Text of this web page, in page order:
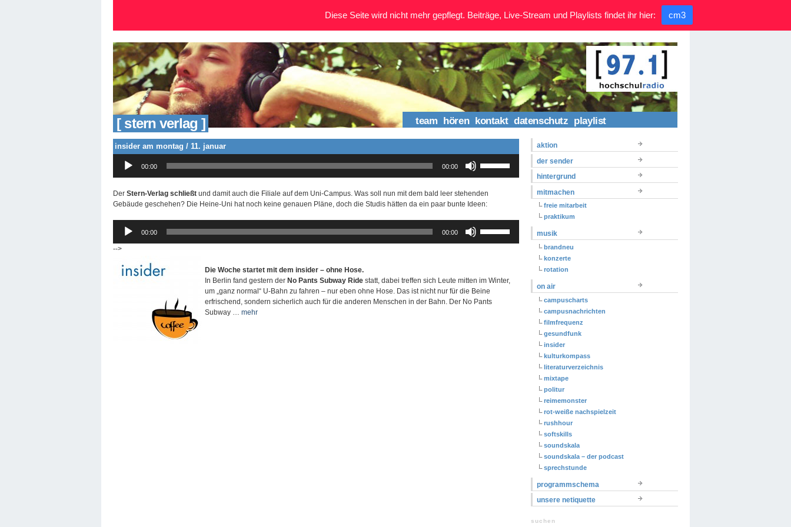
[ stern verlag ] team hören kontakt datenschutz playlist
insider am montag / 11. januar
Player
00:00 00:00
Hoch/Runter
benutzen,
um
die
zu
regeln.
Der Stern-Verlag schließt und damit auch die Filiale auf dem Uni-Campus. Was soll nun mit dem bald leer stehenden
Gebäude geschehen? Die Heine-Uni hat noch keine genauen Pläne, doch die Studis hätten da ein paar bunte Ideen:
Player
00:00 00:00
Hoch/Runter
benutzen,
Lautstärke
zu
regeln.
-->
Die Woche startet mit dem insider – ohne Hose.
In Berlin fand gestern der No Pants Subway Ride statt, dabei treffen sich Leute mitten im Winter,
um „ganz normal“ U-Bahn zu fahren – nur eben ohne Hose. Das ist nicht nur für die Beine
erfrischend, sondern sicherlich auch für die anderen Menschen in der Bahn. Der No Pants
Subway … mehr
aktion
der sender
hintergrund
mitmachen
freie mitarbeit
praktikum
musik
brandneu
konzerte
rotation
on air
campuscharts
campusnachrichten
filmfrequenz
gesundfunk
insider
kulturkompass
literaturverzeichnis
mixtape
politur
reimemonster
rot-weiße nachspielzeit
rushhour
softskills
soundskala
soundskala – der podcast
sprechstunde
programmschema
unsere netiquette
suchen
Diese Seite wird nicht mehr gepflegt. Beiträge, Live-Stream und Playlists findet ihr hier: cm3